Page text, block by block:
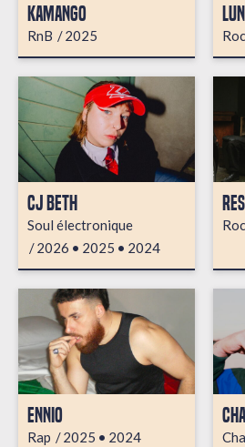
KAMANGO
RnB 2025
CJ BETH
Soul électronique
2026
2025 2024
ENNIO
Rap 2025 2024